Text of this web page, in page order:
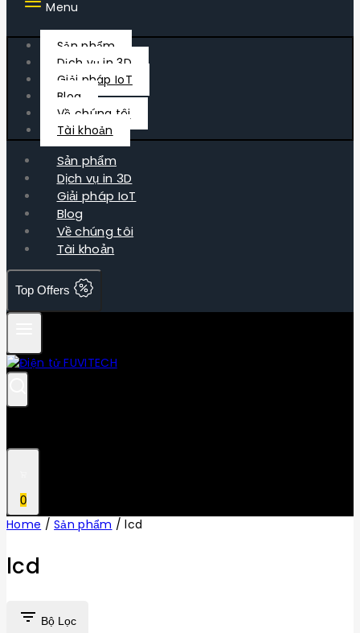
Menu
Sản phẩm
Dịch vụ in 3D
Giải pháp IoT
Blog
Về chúng tôi
Tài khoản
Sản phẩm
Dịch vụ in 3D
Giải pháp IoT
Blog
Về chúng tôi
Tài khoản
Top Offers
0
Home / Sản phẩm / lcd
lcd
Bộ Lọc